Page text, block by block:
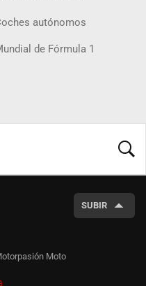
autónomos
de Fórmula 1
SUBIR
Moto